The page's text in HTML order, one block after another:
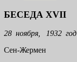
БЕСЕДА XVII
28 ноября, 1932 год
Сен-Жермен